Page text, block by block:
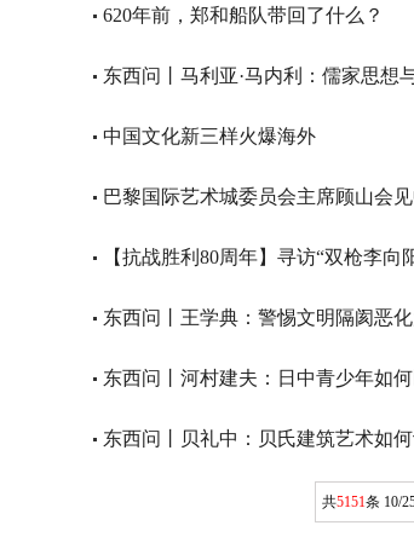
620年前，郑和船队带回了什么？
东西问丨马利亚·马内利：儒家思想
中国文化新三样火爆海外
巴黎国际艺术城委员会主席顾山会
【抗战胜利80周年】寻访“双枪李
东西问丨王学典：警惕文明隔阂恶
东西问丨河村建夫：日中青少年如
东西问丨贝礼中：贝氏建筑艺术如
共5151条 10/